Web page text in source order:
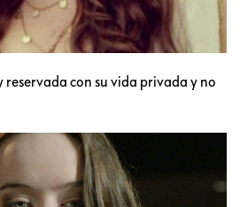
reservada con su vida privada y no